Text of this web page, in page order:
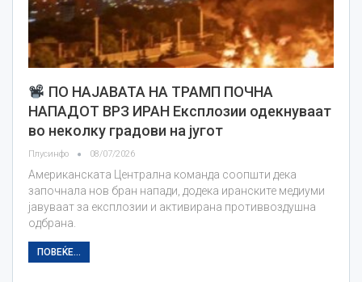
ПО НАЈАВАТА НА ТРАМП ПОЧНА
НАПАДОТ ВРЗ ИРАН Експлозии одекнуваат
во неколку градови на југот
Плусинфо 08/07/2026
Американската Централна команда соопшти дека
започнала нов бран напади, додека иранските медиуми
јавуваат за експлозии и активирана противвоздушна
одбрана.
ПОВЕЌЕ...